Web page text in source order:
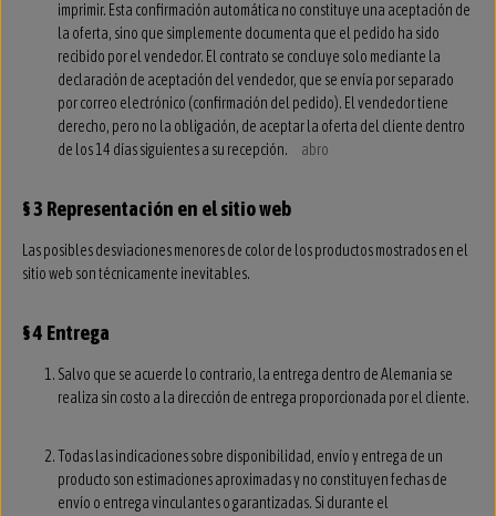
imprimir. Esta confirmación automática no constituye una aceptación de
la oferta, sino que simplemente documenta que el pedido ha sido
recibido por el vendedor. El contrato se concluye solo mediante la
declaración de aceptación del vendedor, que se envía por separado
por correo electrónico (confirmación del pedido). El vendedor tiene
derecho, pero no la obligación, de aceptar la oferta del cliente dentro
de los 14 días siguientes a su recepción.
abro
§ 3 Representación en el sitio web
Las posibles desviaciones menores de color de los productos mostrados en el
sitio web son técnicamente inevitables.
§ 4 Entrega
Salvo que se acuerde lo contrario, la entrega dentro de Alemania se
realiza sin costo a la dirección de entrega proporcionada por el cliente.
Todas las indicaciones sobre disponibilidad, envío y entrega de un
producto son estimaciones aproximadas y no constituyen fechas de
envío o entrega vinculantes o garantizadas. Si durante el